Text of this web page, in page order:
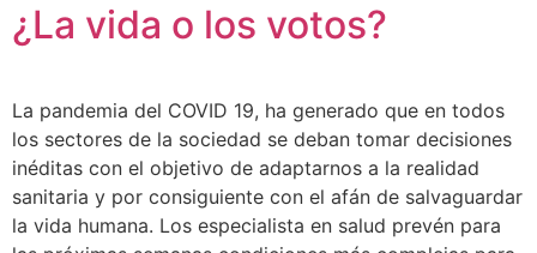
¿La vida o los votos?
La pandemia del COVID 19, ha generado que en todos
los sectores de la sociedad se deban tomar decisiones
inéditas con el objetivo de adaptarnos a la realidad
sanitaria y por consiguiente con el afán de salvaguardar
la vida humana. Los especialista en salud prevén para